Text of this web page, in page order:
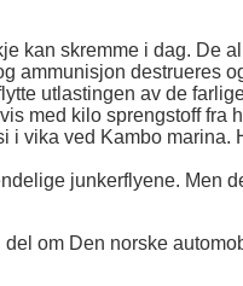
kan skremme i dag. De
ammunisjon destrueres
utlastingen av de
med kilo sprengstoff fra
i vika ved Kambo marina.
junkerflyene. Men
del om Den norske